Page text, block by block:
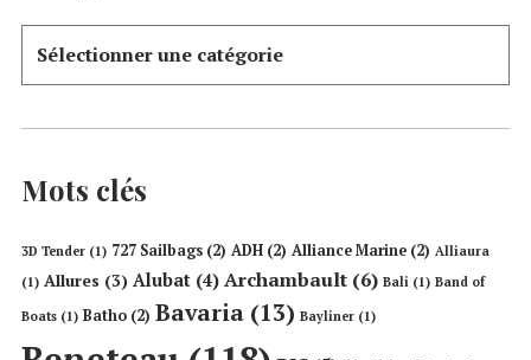
Mots clés
3D Tender (1) 727 Sailbags (2) ADH (2) Alliance Marine (2) Alliaura
(1) Allures (3) Alubat (4) Archambault (6) Bali (1) Band of
Boats (1) Batho (2) Bavaria (13) Bayliner (1)